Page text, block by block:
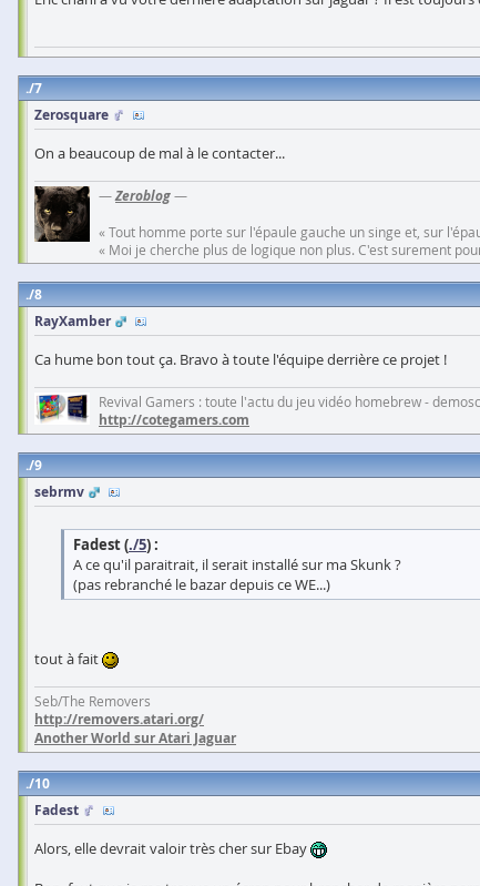
7
Zerosquare
On a beaucoup de mal à le contacter...
—Zeroblog—
« Tout homme porte sur l'épaule gauche un singe et, sur
« Moi je cherche plus de logique non plus. C'est surement
8
RayXamber
Ca hume bon tout ça. Bravo à toute l'équipe derrière ce projet !
Revival Gamers : toute l'actu du jeu vidéo homebrew -
http://cotegamers.com
9
sebrmv
Fadest (./5) :
A ce qu'il paraitrait, il serait installé sur ma Skunk ?
(pas rebranché le bazar depuis ce WE...)
tout à fait
Seb/The Removers
http://removers.atari.org/
Another World sur Atari Jaguar
10
Fadest
Alors, elle devrait valoir très cher sur Ebay